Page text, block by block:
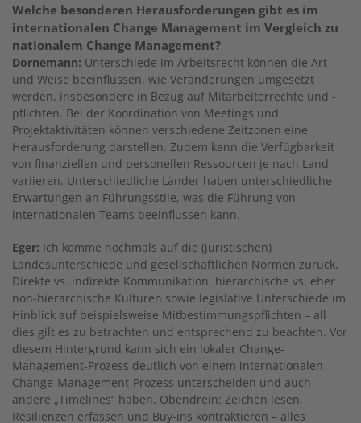
Welche besonderen Herausforderungen gibt es im
internationalen Change Management im Vergleich zu
nationalem Change Management?
Dornemann: Unterschiede im Arbeitsrecht können die Art
und Weise beeinflussen, wie Veränderungen umgesetzt
werden, insbesondere in Bezug auf Mitarbeiterrechte und -
pflichten. Bei der Koordination von Meetings und
Projektaktivitäten können verschiedene Zeitzonen eine
Herausforderung darstellen. Zudem kann die Verfügbarkeit
von finanziellen und personellen Ressourcen je nach Land
variieren. Unterschiedliche Länder haben unterschiedliche
Erwartungen an Führungsstile, was die Führung von
internationalen Teams beeinflussen kann.
Eger: Ich komme nochmals auf die (juristischen)
Landesunterschiede und gesellschaftlichen Normen zurück.
Direkte vs. indirekte Kommunikation, hierarchische vs. eher
non-hierarchische Kulturen sowie legislative Unterschiede im
Hinblick auf beispielsweise Mitbestimmungspflichten – all
dies gilt es zu betrachten und entsprechend zu beachten. Vor
diesem Hintergrund kann sich ein lokaler Change-
Management-Prozess deutlich von einem internationalen
Change-Management-Prozess unterscheiden und auch
andere „Timelines“ haben. Obendrein: Zeichen lesen,
Resilienzen erfassen und Buy-ins kontraktieren – alles